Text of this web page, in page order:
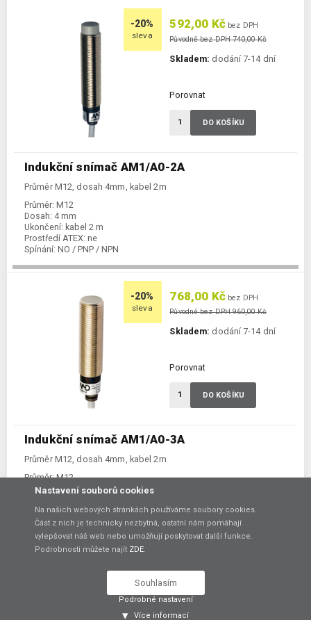
-20%
sleva
Indukční snímač AM1/A0-2A
Průměr M12, dosah 4mm, kabel 2m
Průměr: M12
Dosah: 4 mm
Ukončení: kabel 2 m
Prostředí ATEX: ne
Spínání: NO / PNP / NPN
592,00 Kč bez DPH
Původně bez DPH 740,00 Kč
Skladem: dodání 7-14 dní
Porovnat
DO KOŠÍKU
-20%
sleva
Indukční snímač AM1/A0-3A
Průměr M12, dosah 4mm, kabel 2m
Průměr: M12
Dosah: 4 mm
Zapuštěný: ano
Prostředí ATEX: ne
Spínání: NO / PNP / NPN
768,00 Kč bez DPH
Původně bez DPH 960,00 Kč
Skladem: dodání 7-14 dní
Porovnat
DO KOŠÍKU
-20%
sleva
768,00 Kč
Původně bez DPH 960,00 Kč
Skladem:
Nastavení souborů cookies
Na našich webových stránkách používáme soubory cookies.
Část z nich je technicky nezbytná, ostatní nám pomáhají
vylepšovat náš web nebo umožňují poskytovat další funkce.
Podrobnosti můžete najít ZDE.
Souhlasím
Podrobné nastavení
Více informací